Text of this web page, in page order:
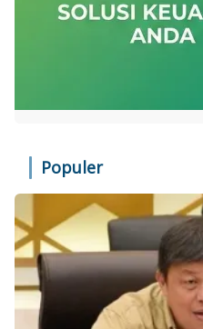
Populer